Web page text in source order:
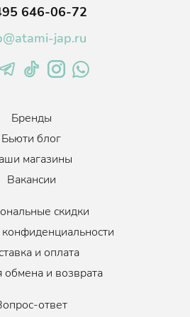
646-06-72
jap.ru
Бренды
Бьюти блог
магазины
Вакансии
скидки
и оплата
обмена и возврата
ответ